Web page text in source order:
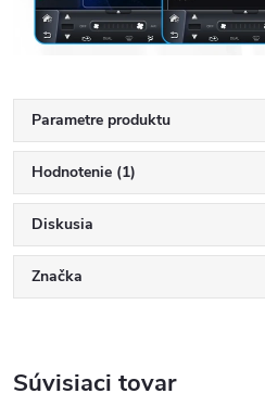
Parametre produktu
Hodnotenie (1)
Diskusia
Značka
Súvisiaci tovar